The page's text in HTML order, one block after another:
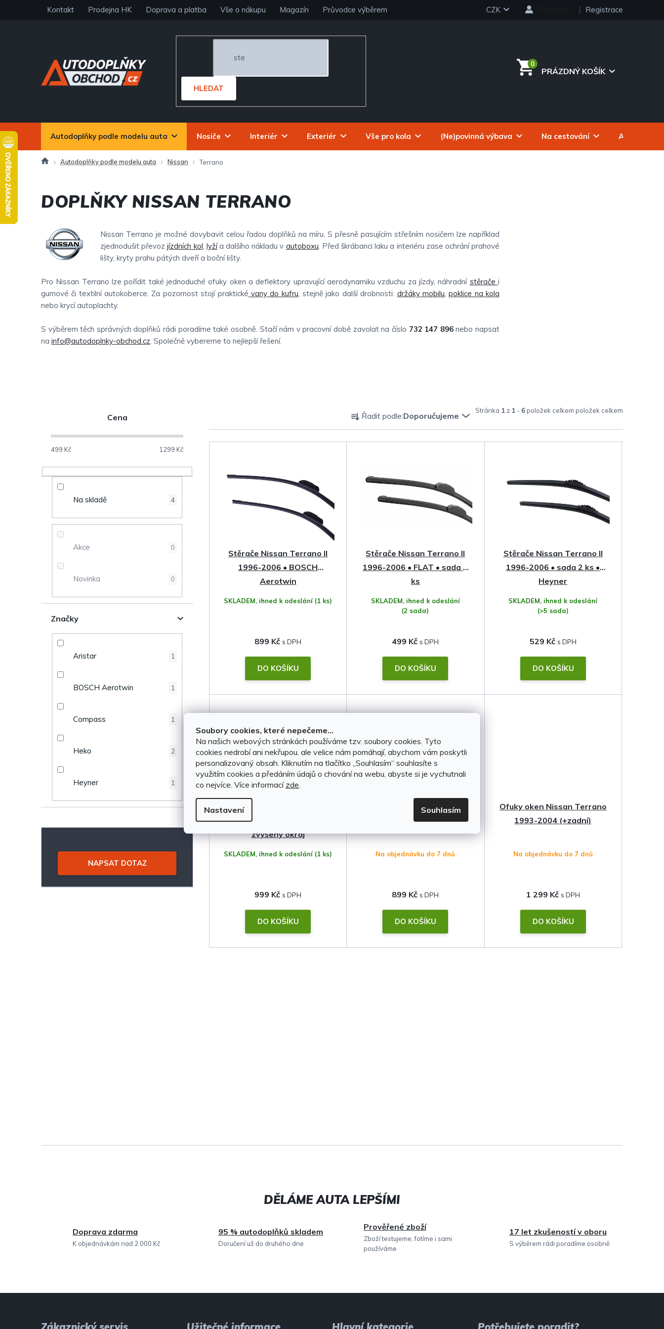
Soubory cookies, které nepečeme...
Na našich webových stránkách používáme tzv. soubory cookies. Tyto
cookies nedrobí ani nekřupou, ale velice nám pomáhají, abychom vám poskytli
personalizovaný obsah. Kliknutím na tlačítko ,,Souhlasím“ souhlasíte s
využitím cookies a předáním údajů o chování na webu, abyste si je vychutnali
co nejvíce. Více informací zde
Nastavení Souhlasím
Kontakt Prodejna HK Doprava a platba Vše o nákupu Magazín Průvodce výběrem CZK Registrace
HLEDAT
PRÁZDNÝ KOŠÍK
Autodoplňky podle modelu auta Nosiče Interiér Exteriér Vše pro kola (Ne)povinná výbava Na cestování
DomůAutodoplňky podle modelu auta Nissan Terrano
DOPLŇKY NISSAN TERRANO
Nissan Terrano je možné dovybavit celou řadou doplňků na míru. S přesně pasujícím střešním nosičem lze například
zjednodušit převozjízdních kol, lyžía dalšího nákladu v autoboxu. Před škrábanci laku a interiéru zase ochrání prahové
lišty, kryty prahu pátých dveří a boční lišty.
Pro Nissan Terrano lze pořídit také jednoduché ofuky oken a deflektory upravující aerodynamiku vzduchu za jízdy, náhradní stěračei
gumové či textilní autokoberce. Za pozornost stojí praktické vany do kufru, stejně jako další drobnosti: držáky mobilu,poklice na kola
nebo krycí autoplachty.
S výběrem těch správných doplňků rádi poradíme také osobně. Stačí nám v pracovní době zavolat na číslo 732 147 896nebo napsat
na info@autodoplnky-obchod.cz. Společně vybereme to nejlepší řešení.
t
p
Cena
499 Kč 1299 Kč
Na skladě 4
Akce 0
Novinka 0
Značky
Aristar 1
BOSCH Aerotwin 1
Compass 1
Heko 2
Heyner 1
NAPSAT DOTAZ
Stránka 1 z 1 - 6položek celkem
Ř
a
ů
Řadit podle:Doporučujeme
t
ů
Stěrače Nissan Terrano II
1996-2006 • BOSCH
Aerotwin
SKLADEM, ihned k odeslání (1 ks)
899 Kč
DO KOŠÍKU
Stěrače Nissan Terrano II
1996-2006 • FLAT • sada 2
ks
SKLADEM, ihned k odeslání
(2 sada)
499 Kč
DO KOŠÍKU
Stěrače Nissan Terrano II
1996-2006 • sada 2 ks •
Heyner
SKLADEM, ihned k odeslání
(>5 sada)
529 Kč
DO KOŠÍKU
Vana do kufru Nissan
Terrano II 5D 1993-2006 •
zvýšený okraj
SKLADEM, ihned k odeslání (1 ks)
999 Kč
DO KOŠÍKU
Ofuky oken Nissan Terrano
1993-2004
Na objednávku do 7 dnů
899 Kč
DO KOŠÍKU
Ofuky oken Nissan Terrano
1993-2004 (+zadní)
Na objednávku do 7 dnů
1 299 Kč
DO KOŠÍKU
v
p
Doprava zdarma
K objednávkám nad 2 000 Kč
95 % autodoplňků skladem
Doručení už do druhého dne
Prověřené zboží
Zboží testujeme, fotíme i sami
používáme
17 let zkušeností v oboru
S výběrem rádi poradíme osobně